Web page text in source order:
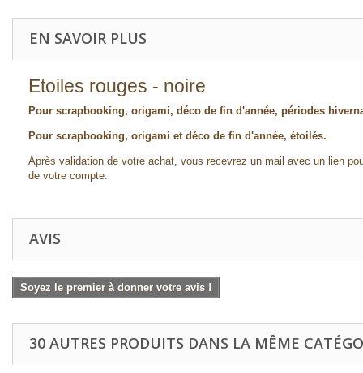
EN SAVOIR PLUS
Etoiles rouges - noire
Pour scrapbooking, origami, déco de fin d'année, périodes
Pour scrapbooking, origami et déco de fin d'année, étoilés.
Après validation de votre achat, vous recevrez un mail avec un lien
de votre compte.
AVIS
Soyez le premier à donner votre avis !
30 AUTRES PRODUITS DANS LA MÊME